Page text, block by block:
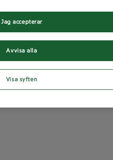
Avvisa alla
Jag accepterar
Visa syften